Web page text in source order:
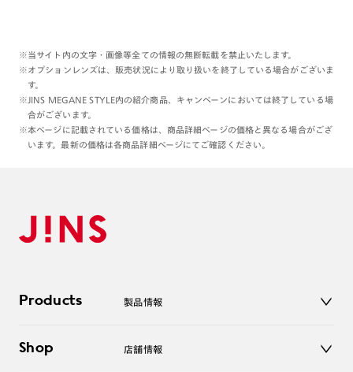
私は小顔に見せたいので大きめタイプ推しです❤️‍🔥
ぜひ自分の顔型にあったフレームを選んでみてください
ね🥳✨
※当サイト内の文字・画像等全ての情報の無断転載を禁止いたします。
※オプションレンズは、販売状況により取り扱いを終了している場合がございま
す。
※JINS MEGANE STYLE内の紹介商品、キャンペーンにおいては終了している場
合がございます。
※本ページに記載されている価格は、商品詳細ページの価格と異なる場合がござ
います。最新の価格は各商品詳細ページにてご確認ください。
Products 製品情報
サングラス
Shop 店舗情報